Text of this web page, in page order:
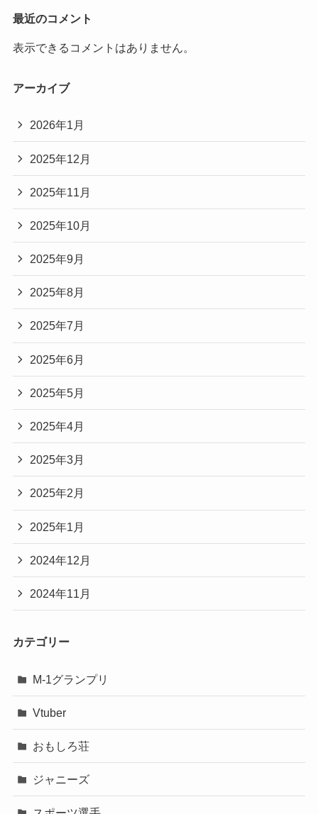
最近のコメント
表示できるコメントはありません。
アーカイブ
2026年1月
2025年12月
2025年11月
2025年10月
2025年9月
2025年8月
2025年7月
2025年6月
2025年5月
2025年4月
2025年3月
2025年2月
2025年1月
2024年12月
2024年11月
カテゴリー
M-1グランプリ
Vtuber
おもしろ荘
ジャニーズ